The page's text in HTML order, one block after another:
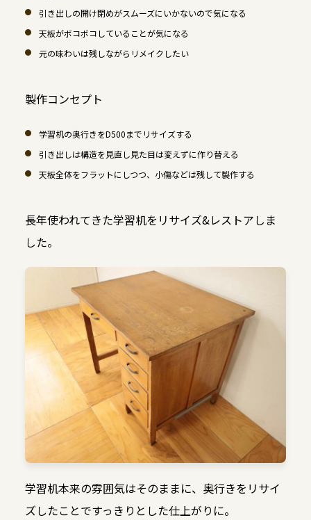
引き出しの開け閉めがスムーズにいかないので気になる
天板がボコボコしていることが気になる
元の味わいは残しながらリメイクしたい
製作コンセプト
学習机の奥行きをD500までリサイズする
引き出しは構造を見直し見た目は変えずに作り替える
天板全体をフラットにしつつ、小傷などは残して製作する
長年使われてきた学習机をリサイズ&レストアしま
した。
学習机本来の雰囲気はそのままに、奥行きをリサイ
ズしたことですっきりとした仕上がりに。